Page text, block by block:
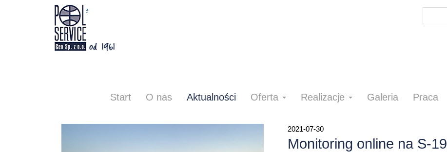
Polservice
Start O nas Aktualności Oferta Realizacje Galeria Praca
2021-07-30
Monitoring online na S-19